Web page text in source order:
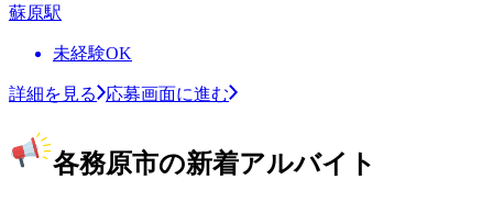
蘇原駅
未経験OK
詳細を見る 応募画面に進む
各務原市の新着アルバイト